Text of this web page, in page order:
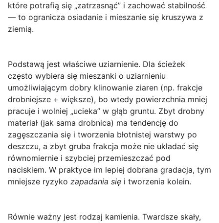
które potrafią się „zatrzasnąć” i zachować stabilność
— to ogranicza osiadanie i mieszanie się kruszywa z
ziemią.
Podstawą jest właściwe uziarnienie. Dla ścieżek
często wybiera się mieszanki o uziarnieniu
umożliwiającym dobry klinowanie ziaren (np. frakcje
drobniejsze + większe), bo wtedy powierzchnia mniej
pracuje i wolniej „ucieka” w głąb gruntu. Zbyt drobny
materiał (jak sama drobnica) ma tendencję do
zagęszczania się i tworzenia błotnistej warstwy po
deszczu, a zbyt gruba frakcja może nie układać się
równomiernie i szybciej przemieszczać pod
naciskiem. W praktyce im lepiej dobrana gradacja, tym
mniejsze ryzyko zapadania się i tworzenia kolein.
Równie ważny jest rodzaj kamienia. Twardsze skały,